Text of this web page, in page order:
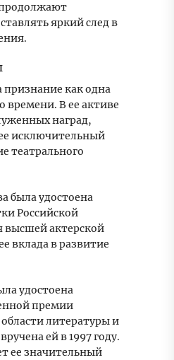
яркий след в
как одна
времени. В ее активе
наград,
исключительный
театрального
была удостоена
Российской
высшей актерской
вклада в развитие
удостоена
премии
литературы и
ей в 1997 году.
ее значительный